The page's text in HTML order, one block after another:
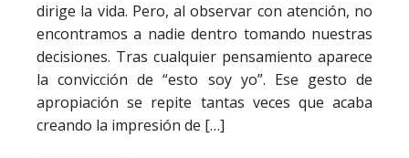
dirige la vida. Pero, al observar con atención, no
encontramos a nadie dentro tomando nuestras
decisiones. Tras cualquier pensamiento aparece
la convicción de “esto soy yo”. Ese gesto de
apropiación se repite tantas veces que acaba
creando la impresión de […]